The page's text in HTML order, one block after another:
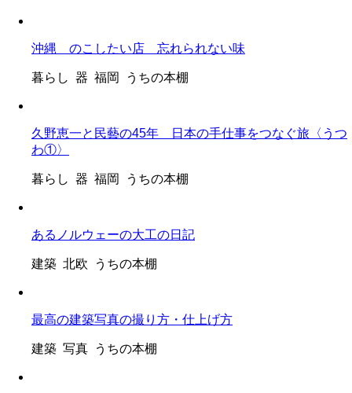
沖縄 のこしたい店 忘れられない味
暮らし 器 福岡 うちの本棚
久野恵一と民藝の45年 日本の手仕事をつなぐ旅〈うつ
わ①〉
暮らし 器 福岡 うちの本棚
あるノルウェーの大工の日記
建築 北欧 うちの本棚
最高の建築写真の撮り方・仕上げ方
建築 写真 うちの本棚